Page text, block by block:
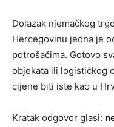
Dolazak njemačkog
Hercegovinu jedna je
potrošačima. Gotovo
objekata ili logističkog
cijene biti iste kao u
Kratak odgovor glasi: